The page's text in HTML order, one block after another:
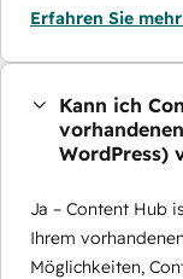
Erfahren Sie
Kann ich
WordPress)
Ja – Content Hub
Ihrem
Möglichkeiten,